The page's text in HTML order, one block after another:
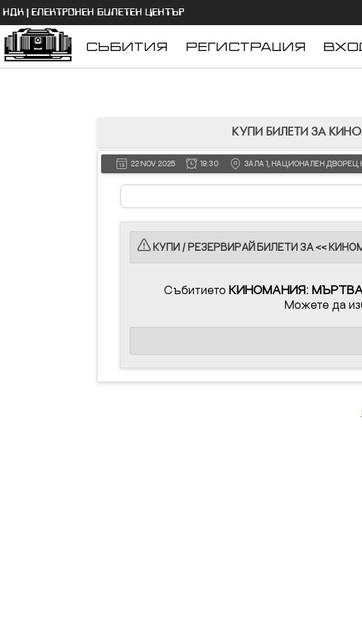
НДК | ЕЛЕКТРОНЕН БИЛЕТЕН ЦЕНТЪР
СЪБИТИЯ РЕГИСТРАЦИЯ
КУПИ БИЛЕТИ ЗА
22 NOV 2025 19:30 ЗАЛА 1, НАЦИОНАЛЕН ДВОРЕЦ
КУПИ / РЕЗЕРВИРАЙ БИЛЕТИ ЗА <<
СъбитиетоКИНОМАНИЯ:
Можете да